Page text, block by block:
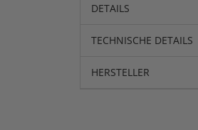
DETAILS
TECHNISCHE DETAILS
HERSTELLER